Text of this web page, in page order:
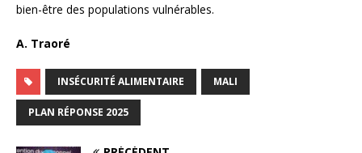
bien-être des populations vulnérables.
A. Traoré
INSÉCURITÉ ALIMENTAIRE MALI
PLAN RÉPONSE 2025